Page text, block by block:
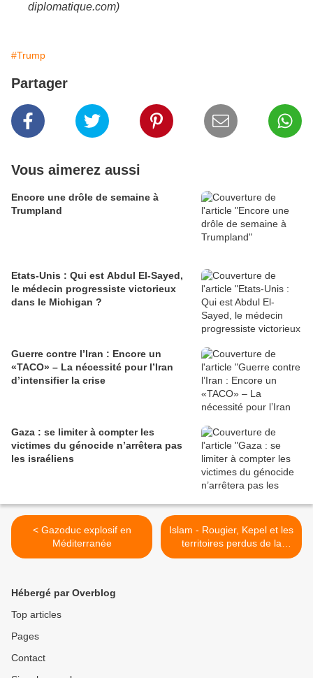
diplomatique.com)
#Trump
Partager
Vous aimerez aussi
Encore une drôle de semaine à
Trumpland
Etats-Unis : Qui est Abdul El-Sayed,
le médecin progressiste victorieux
dans le Michigan ?
Guerre contre l’Iran : Encore un
«TACO» – La nécessité pour l’Iran
d’intensifier la crise
Gaza : se limiter à compter les
victimes du génocide n’arrêtera pas
les israéliens
< Gazoduc explosif en
Méditerranée
Islam - Rougier, Kepel et les
territoires perdus de la
raison universitaire >
Hébergé par Overblog
Top articles
Pages
Contact